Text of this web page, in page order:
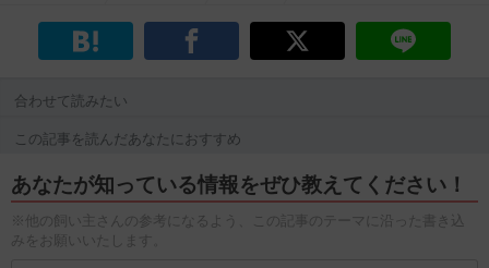
合わせて読みたい
この記事を読んだあなたにおすすめ
あなたが知っている情報をぜひ教えてください！
※他の飼い主さんの参考になるよう、この記事のテーマに沿った書き込
みをお願いいたします。